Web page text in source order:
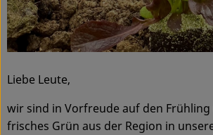
Backwaren
Haltbares
Getränke
Drogerie
Liebe Leute,
wir sind in Vorfreude auf den
frisches Grün aus der Region in